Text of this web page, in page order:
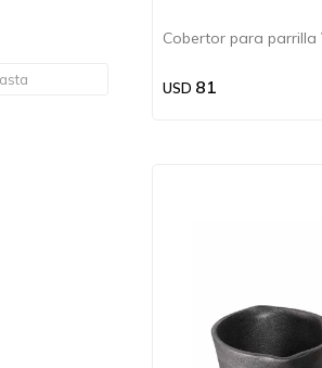
Cobertor para parrilla
USD 81